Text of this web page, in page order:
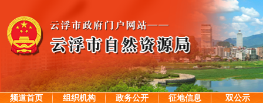
频道首页 组织机构 政务公开 征地信息
双公示